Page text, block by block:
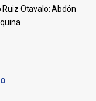
Ruiz Otavalo: Abdón